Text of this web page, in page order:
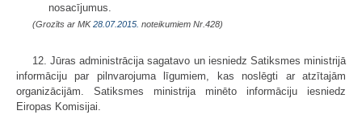
nosacījumus.
(Grozīts ar MK28.07.2015. noteikumiem Nr.428)
12. Jūras administrācija sagatavo un iesniedz Satiksmes ministrijā
informāciju par pilnvarojuma līgumiem, kas noslēgti ar atzītajām
organizācijām. Satiksmes ministrija minēto informāciju iesniedz
Eiropas Komisijai.